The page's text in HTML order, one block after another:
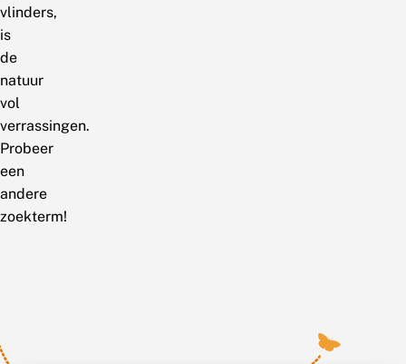
vlinders,
is
de
natuur
vol
verrassingen.
Probeer
een
andere
zoekterm!